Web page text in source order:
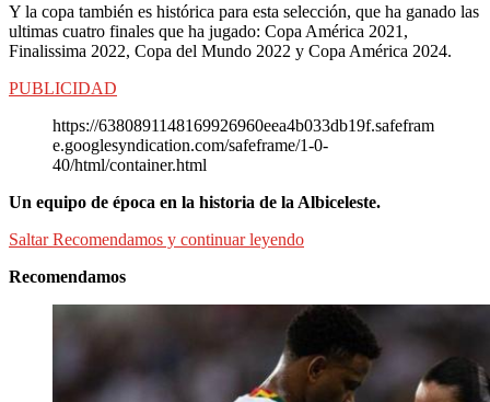
Y la copa también es histórica para esta selección, que ha ganado las
ultimas cuatro finales que ha jugado: Copa América 2021,
Finalissima 2022, Copa del Mundo 2022 y Copa América 2024.
PUBLICIDAD
https://6380891148169926960eea4b033db19f.safefram
e.googlesyndication.com/safeframe/1-0-
40/html/container.html
Un equipo de época en la historia de la Albiceleste.
Saltar Recomendamos y continuar leyendo
Recomendamos